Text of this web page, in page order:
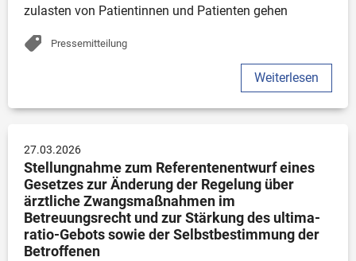
zulasten von Patientinnen und Patienten gehen
Pressemitteilung
Weiterlesen
27.03.2026
Stellungnahme zum Referentenentwurf eines
Gesetzes zur Änderung der Regelung über
ärztliche Zwangsmaßnahmen im
Betreuungsrecht und zur Stärkung des ultima-
ratio-Gebots sowie der Selbstbestimmung der
Betroffenen